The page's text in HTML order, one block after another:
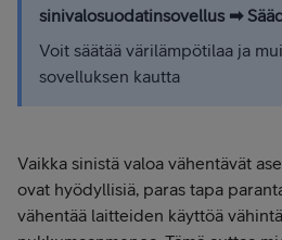
sinivalosuodatinsovellus ➡
Voit säätää värilämpötilaa ja
sovelluksen kautta
Vaikka sinistä valoa vähentävät
ovat hyödyllisiä, paras tapa
vähentää laitteiden käyttöä